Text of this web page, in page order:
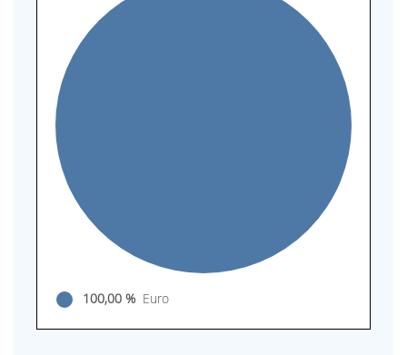
100,00 % Euro